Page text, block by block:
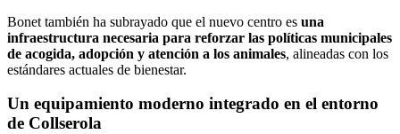
Bonet también ha subrayado que el nuevo centro es una
infraestructura necesaria para reforzar las políticas municipales
de acogida, adopción y atención a los animales, alineadas con los
estándares actuales de bienestar.
Un equipamiento moderno integrado en el entorno
de Collserola